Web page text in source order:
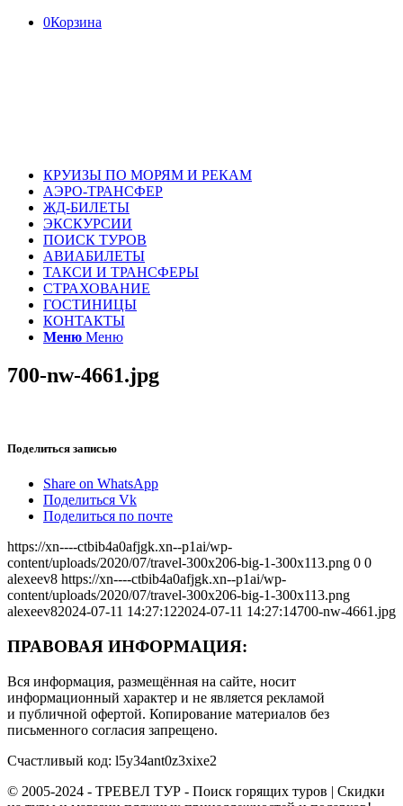
0Корзина
КРУИЗЫ ПО МОРЯМ И РЕКАМ
АЭРО-ТРАНСФЕР
ЖД-БИЛЕТЫ
ЭКСКУРСИИ
ПОИСК ТУРОВ
АВИАБИЛЕТЫ
ТАКСИ И ТРАНСФЕРЫ
СТРАХОВАНИЕ
ГОСТИНИЦЫ
КОНТАКТЫ
Меню Меню
700-nw-4661.jpg
Поделиться записью
Share on WhatsApp
Поделиться Vk
Поделиться по почте
https://xn----ctbib4a0afjgk.xn--p1ai/wp-
content/uploads/2020/07/travel-300x206-big-1-300x113.png 0 0
alexeev8 https://xn----ctbib4a0afjgk.xn--p1ai/wp-
content/uploads/2020/07/travel-300x206-big-1-300x113.png
alexeev82024-07-11 14:27:122024-07-11 14:27:14700-nw-4661.jpg
ПРАВОВАЯ ИНФОРМАЦИЯ:
Вся информация, размещённая на сайте, носит
информационный характер и не является рекламой
и публичной офертой. Копирование материалов без
письменного согласия запрещено.
Счастливый код: l5y34ant0z3xixe2
© 2005-2024 - ТРЕВЕЛ ТУР - Поиск горящих туров | Скидки